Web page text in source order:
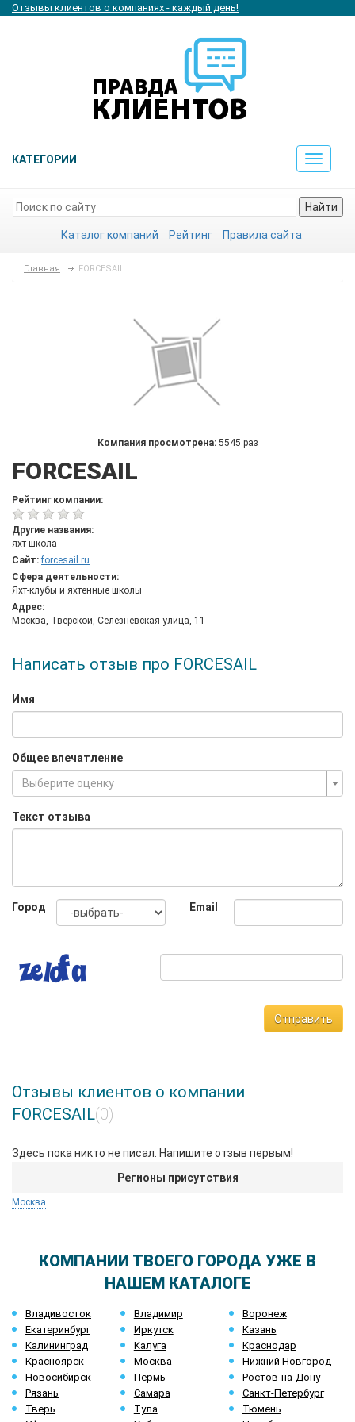
Отзывы клиентов о компаниях - каждый день!
КАТЕГОРИИ
Toggle
Найти
Каталог компаний Рейтинг Правила сайта
Главная FORCESAIL
Компания просмотрена: 5545 раз
FORCESAIL
Рейтинг компании:
Другие названия:
яхт-школа
Сайт: forcesail.ru
Сфера деятельности:
Яхт-клубы и яхтенные школы
Адрес:
Москва, Тверской, Селезнёвская улица, 11
Написать отзыв про FORCESAIL
Имя
Общее впечатление
Выберите оценку
Текст отзыва
Город Email
Отправить
Отзывы клиентов о компании
FORCESAIL(0)
Здесь пока никто не писал. Напишите отзыв первым!
Регионы присутствия
Москва
КОМПАНИИ ТВОЕГО ГОРОДА УЖЕ В
НАШЕМ КАТАЛОГЕ
Владивосток Владимир
Воронеж
Екатеринбург
Иркутск
Казань
Калининград
Калуга
Краснодар
Красноярск
Москва
Нижний Новгород
Новосибирск
Пермь
Ростов-на-Дону
Рязань
Самара
Санкт-Петербург
Тверь
Тула
Тюмень